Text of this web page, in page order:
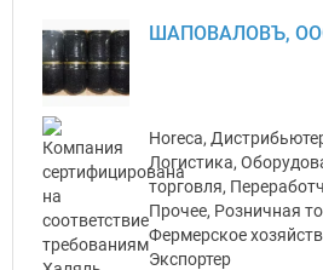
ШАПОВАЛОВЪ,
Horeca,
Логистика,
торговля,
Прочее, Розничная
Фермерское
Экспортер